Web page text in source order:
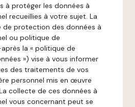
à protéger les données à
recueillies à votre sujet. La
protection des données à
ou politique de
la « politique de
») vise à vous informer
des traitements de vos
personnel mis en œuvre
collecte de ces données à
vous concernant peut se